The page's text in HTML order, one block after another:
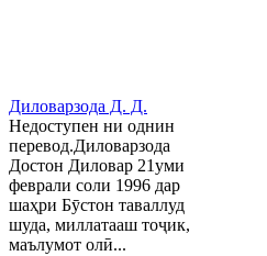
Диловарзода Д. Д.
Недоступен ни однин
перевод.Диловарзода
Достон Диловар 21уми
феврали соли 1996 дар
шаҳри Бӯстон таваллуд
шуда, миллатааш тоҷик,
маълумот олӣ...